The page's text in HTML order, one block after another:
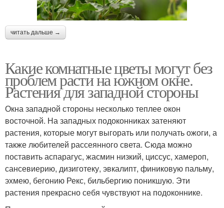
читать дальше →
Какие комнатные цветы могут без
проблем расти на южном окне.
Растения для западной стороны
Окна западной стороны несколько теплее окон
восточной. На западных подоконниках затеняют
растения, которые могут выгорать или получать ожоги, а
также любителей рассеянного света. Сюда можно
поставить аспарагус, жасмин низкий, циссус, хамероп,
сансевиерию, дизиготеку, эвкалипт, финиковую пальму,
эхмею, бегонию Рекс, бильбергию поникшую. Эти
растения прекрасно себя чувствуют на подоконнике.